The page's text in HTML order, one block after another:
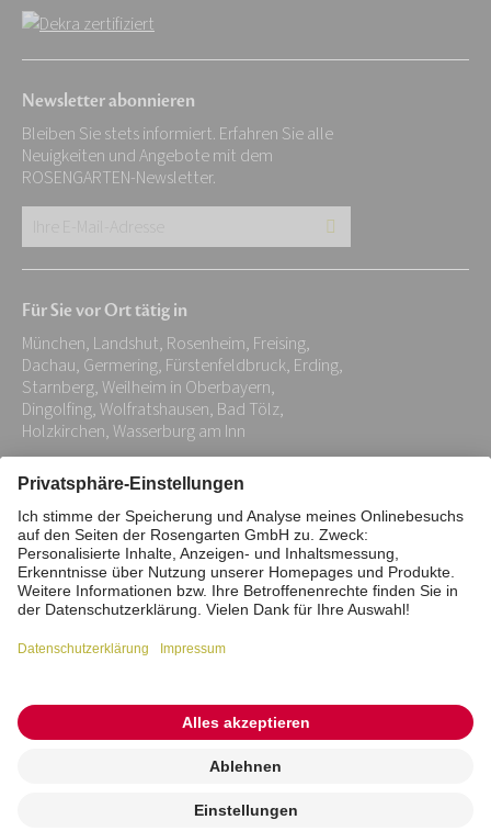
Newsletter abonnieren
Bleiben Sie stets informiert. Erfahren Sie alle
Neuigkeiten und Angebote mit dem
ROSENGARTEN-Newsletter.
E-
Adresse:
*
Für Sie vor Ort tätig in
München, Landshut, Rosenheim, Freising,
Dachau, Germering, Fürstenfeldbruck, Erding,
Starnberg, Weilheim in Oberbayern,
Dingolfing, Wolfratshausen, Bad Tölz,
Holzkirchen, Wasserburg am Inn
Impressum Datenschutz
Stiftung
Interne Meldestelle
Zahlungsmittel
Barrierefreiheitserklärung
Vertrag widerrufen
© 2026 ROSENGARTEN-Tierbestattung